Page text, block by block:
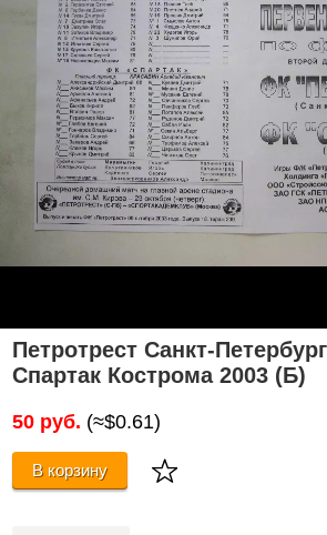
Петротрест Санкт-
Спартак Кострома 2003 (Б)
50 руб. (≈$0.61)
В корзину